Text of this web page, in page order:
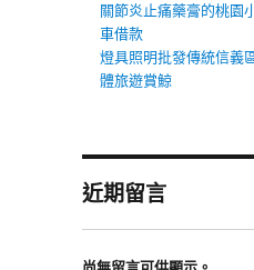
關節炎止痛藥膏的桃園
車借款
燈具照明批發傳統信義
體旅遊賞鯨
近期留言
尚無留言可供顯示。